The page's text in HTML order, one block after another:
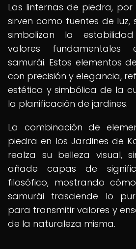
Las linternas de piedra,
sirven como fuentes de luz,
simbolizan la
valores
samurái. Estos elementos
con precisión y elegancia,
estética y simbólica de la
la planificación de jardines.
La combinación de
piedra en los Jardines de
realza su belleza visual,
añade capas de
filosófico, mostrando
samurái trasciende lo
para transmitir valores y
de la naturaleza misma.